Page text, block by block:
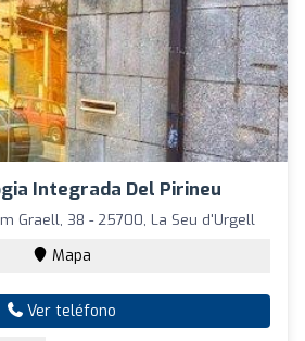
Integrada Del Pirineu
Graell, 38 - 25700, La Seu d'Urgell
Mapa
Ver teléfono